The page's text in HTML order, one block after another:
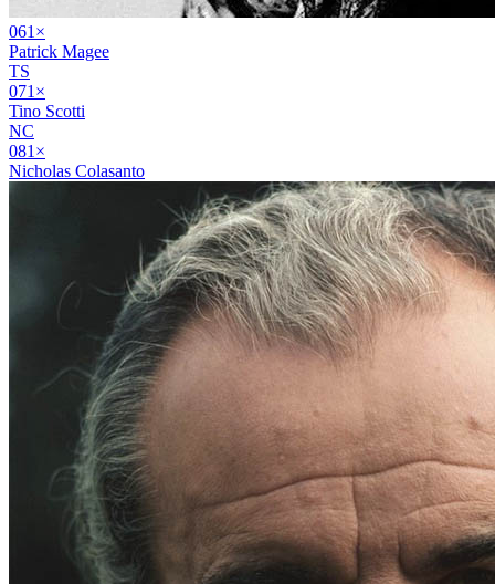
061 ×
Patrick Magee
TS
071 ×
Tino Scotti
NC
081 ×
Nicholas Colasanto